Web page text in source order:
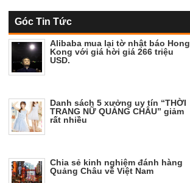
Góc Tin Tức
Alibaba mua lại tờ nhật báo Hong
Kong với giá hời giá 266 triệu
USD.
Danh sách 5 xưởng uy tín “THỜI
TRANG NỮ QUẢNG CHÂU” giảm
rất nhiều
Chia sẻ kinh nghiệm đánh hàng
Quảng Châu về Việt Nam